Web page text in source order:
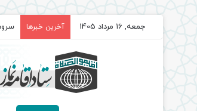
جمعه, 16 مرداد 1405 آخرین خبرها